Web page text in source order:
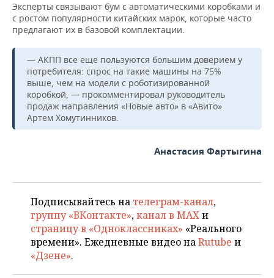
Эксперты связывают бум с автоматическими коробками и
с ростом популярности китайских марок, которые часто
предлагают их в базовой комплектации.
— АКПП все еще пользуются большим доверием у
потребителя: спрос на такие машины на 75%
выше, чем на модели с роботизированной
коробкой, — прокомментировал руководитель
продаж направления «Новые авто» в «Авито»
Артем Хомутинников.
Анастасия Фартыгина
Подписывайтесь на телеграм-канал,
группу «ВКонтакте»,канал в MAXи
страницу в «Одноклассниках» «Реального
времени». Ежедневные видео наRutube и
«Дзене».